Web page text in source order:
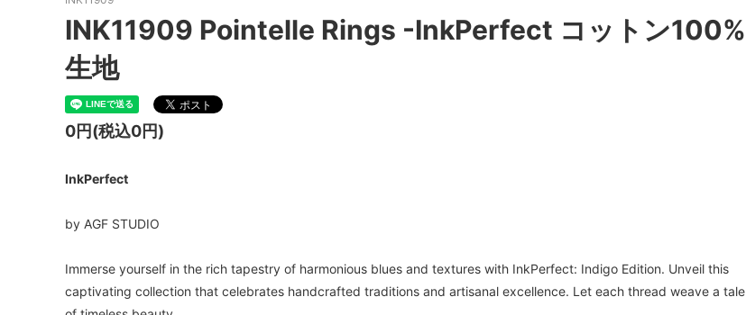
INK11909 Pointelle Rings -InkPerfect コットン100%
生地
0円(税込0円)
InkPerfect
by AGF STUDIO
Immerse yourself in the rich tapestry of harmonious blues and textures with InkPerfect: Indigo Edition. Unveil this
captivating collection that celebrates handcrafted traditions and artisanal excellence. Let each thread weave a tale